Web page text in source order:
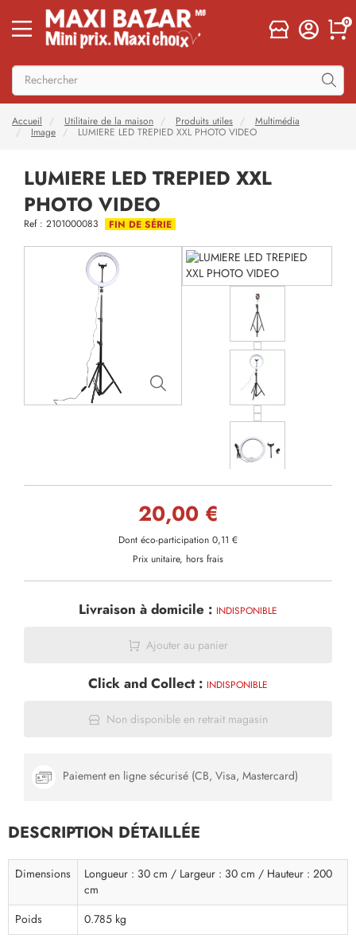
0
Accueil Utilitaire de la maison Produits utiles
Multimédia
Image
LUMIERE LED TREPIED XXL PHOTO VIDEO
LUMIERE LED TREPIED XXL
PHOTO VIDEO
Ref : 2101000083 FIN DE SÉRIE
20,00 €
Dont éco-participation 0,11 €
Prix unitaire, hors frais
Livraison à domicile : INDISPONIBLE
Ajouter au panier
Click and Collect : INDISPONIBLE
Non disponible en retrait magasin
Paiement en ligne sécurisé (CB, Visa, Mastercard)
DESCRIPTION DÉTAILLÉE
Dimensions
Longueur : 30 cm / Largeur : 30 cm / Hauteur : 200
cm
Poids
0.785 kg